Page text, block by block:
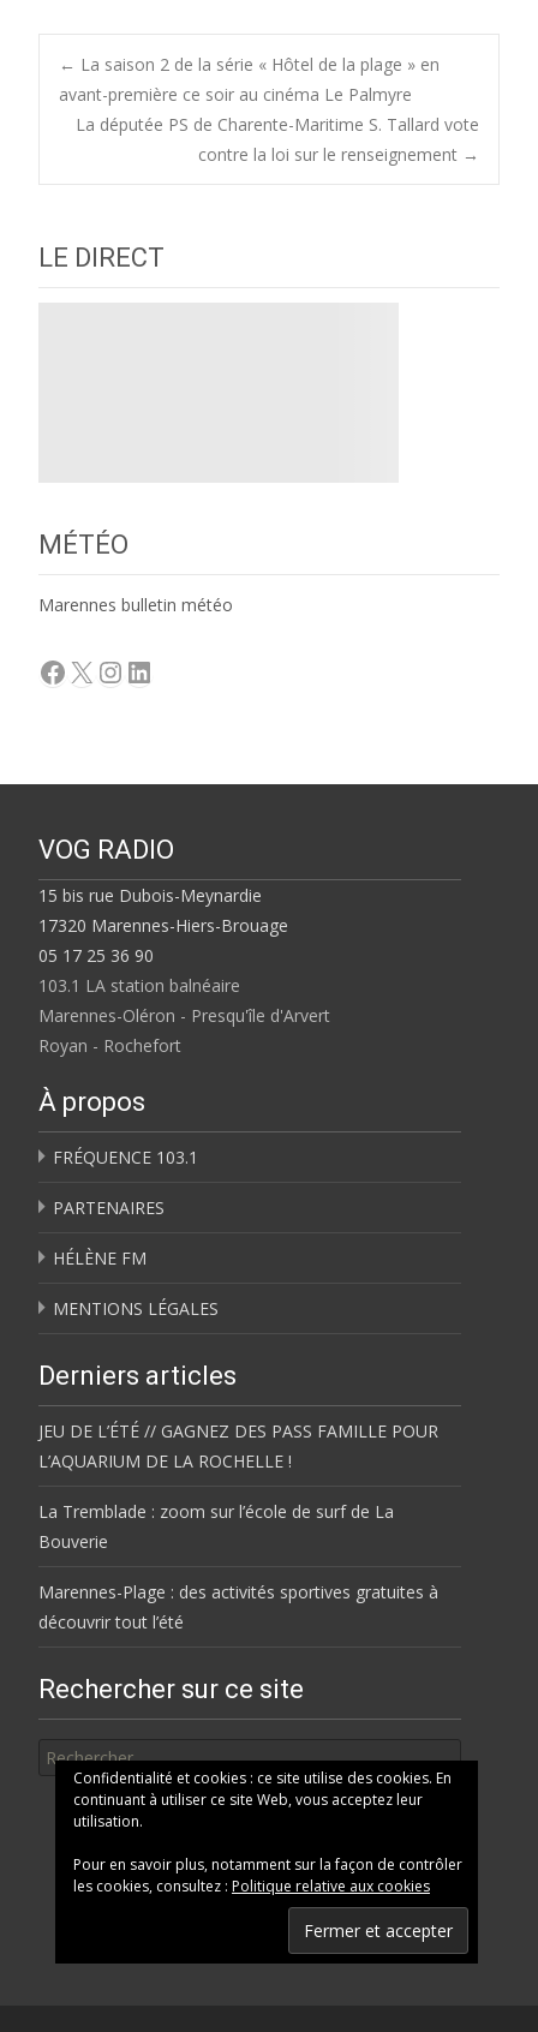
Post
navigation
← La saison 2 de la série « Hôtel de la plage » en
avant-première ce soir au cinéma Le Palmyre
La députée PS de Charente-Maritime S. Tallard vote
contre la loi sur le renseignement →
LE DIRECT
MÉTÉO
Marennes bulletin météo
Facebook
X Instagram
LinkedIn
VOG RADIO
15 bis rue Dubois-Meynardie
17320 Marennes-Hiers-Brouage
05 17 25 36 90
103.1 LA station balnéaire
Marennes-Oléron - Presqu'île d'Arvert
Royan - Rochefort
À propos
FRÉQUENCE 103.1
PARTENAIRES
HÉLÈNE FM
MENTIONS LÉGALES
Derniers articles
JEU DE L’ÉTÉ // GAGNEZ DES PASS FAMILLE POUR
L’AQUARIUM DE LA ROCHELLE !
La Tremblade : zoom sur l’école de surf de La
Bouverie
Marennes-Plage : des activités sportives gratuites à
découvrir tout l’été
Rechercher sur ce site
Confidentialité et cookies : ce site utilise des cookies. En
continuant à utiliser ce site Web, vous acceptez leur
utilisation.
Pour en savoir plus, notamment sur la façon de contrôler
les cookies, consultez : Politique relative aux cookies